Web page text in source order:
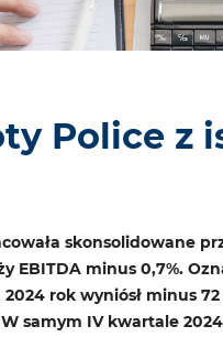
Police z
skonsolidowane
EBITDA minus 0,7%.
rok wyniósł minus
samym IV kwartale